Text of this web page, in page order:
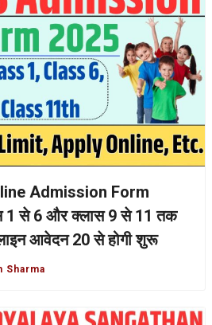
Admission Form
1 से 6 और क्लास 9 से 11 तक
आवेदन 20 से होगी शुरू
Sharma